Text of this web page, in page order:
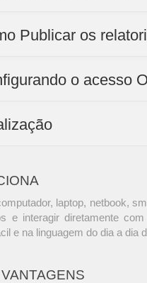
Publicar os
o acesso
laptop, netbook,
e interagir diretamente
e na linguagem do dia a dia